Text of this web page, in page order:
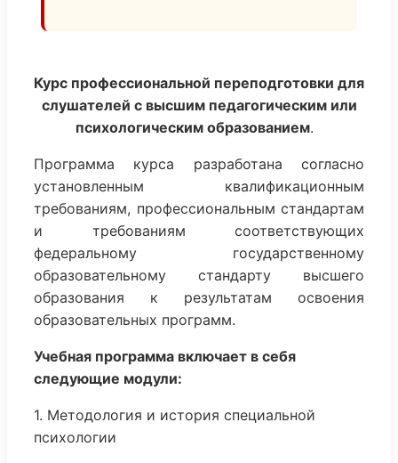
Курс профессиональной переподготовки для
слушателей с высшим педагогическим или
психологическим образованием.
Программа курса разработана согласно
установленным квалификационным
требованиям, профессиональным стандартам
и требованиям соответствующих
федеральному государственному
образовательному стандарту высшего
образования к результатам освоения
образовательных программ.
Учебная программа включает в себя
следующие модули:
1. Методология и история специальной
психологии